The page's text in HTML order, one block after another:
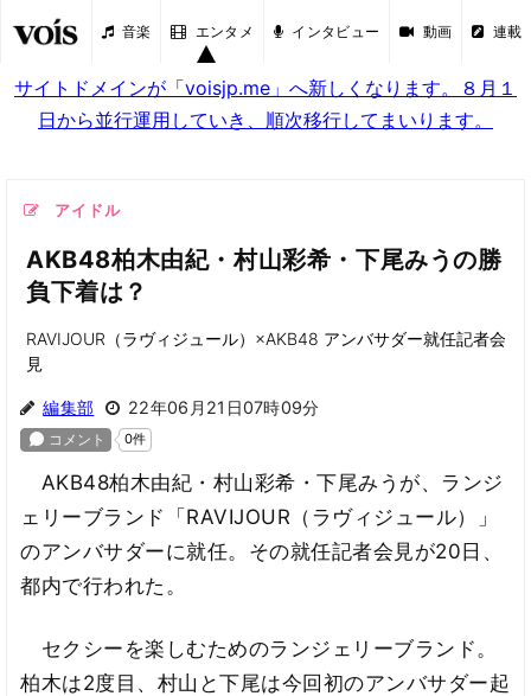
音楽 エンタメ インタビュー 動画 連載
サイトドメインが「voisjp.me」へ新しくなります。８月１
日から並行運用していき、順次移行してまいります。
アイドル
AKB48柏木由紀・村山彩希・下尾みうの勝
負下着は？
RAVIJOUR（ラヴィジュール）×AKB48 アンバサダー就任記者会
見
編集部 22年06月21日07時09分
AKB48柏木由紀・村山彩希・下尾みうが、ランジ
ェリーブランド「RAVIJOUR（ラヴィジュール）」
のアンバサダーに就任。その就任記者会見が20日、
都内で行われた。
セクシーを楽しむためのランジェリーブランド。
柏木は2度目、村山と下尾は今回初のアンバサダー起